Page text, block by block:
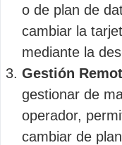
o de plan de
cambiar la
mediante la
Gestión
gestionar de
operador,
cambiar de